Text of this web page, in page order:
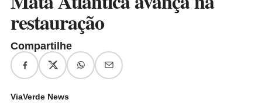
restauração
Compartilhe
ViaVerde News